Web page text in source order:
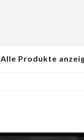
Alle Produkte